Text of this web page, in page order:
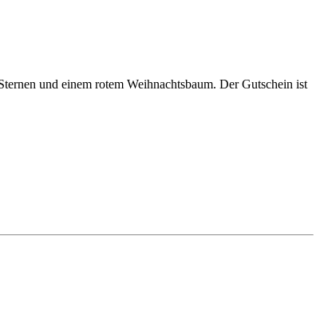
und einem rotem Weihnachtsbaum. Der Gutschein ist